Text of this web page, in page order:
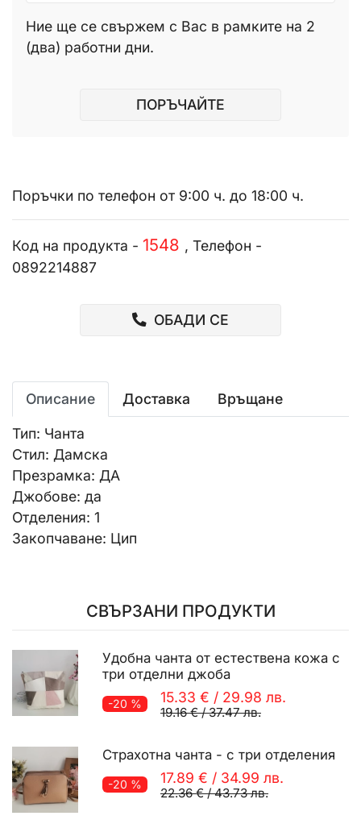
Ние ще се свържем с Вас в рамките на 2
(два) работни дни.
ПОРЪЧАЙТЕ
Поръчки по телефон от 9:00 ч. до 18:00 ч.
Код на продукта - 1548 , Телефон -
0892214887
ОБАДИ СЕ
Описание Доставка Връщане
Тип: Чанта
Стил: Дамска
Презрамка: ДА
Джобове: да
Отделения: 1
Закопчаване: Цип
СВЪРЗАНИ ПРОДУКТИ
Удобна чанта от естествена кожа с
три отделни джоба
-20 % 15.33 € / 29.98 лв.
19.16 €/37.47 лв.
Страхотна чанта - с три отделения
-20 % 17.89 € / 34.99 лв.
22.36 €/43.73 лв.